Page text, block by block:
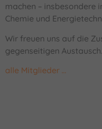
machen – insbesondere
Chemie und
Wir freuen uns auf die
gegenseitigen Austausch.
alle Mitglieder …